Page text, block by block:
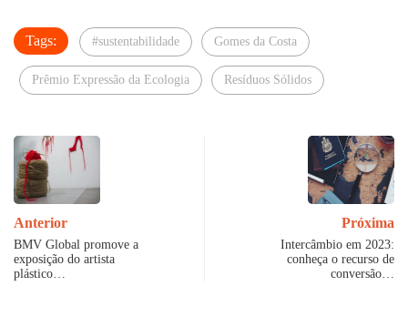
Tags: #sustentabilidade Gomes da Costa
Prêmio Expressão da Ecologia Resíduos Sólidos
Anterior
BMV Global promove a
exposição do artista
plástico…
Próxima
Intercâmbio em 2023:
conheça o recurso de
conversão…